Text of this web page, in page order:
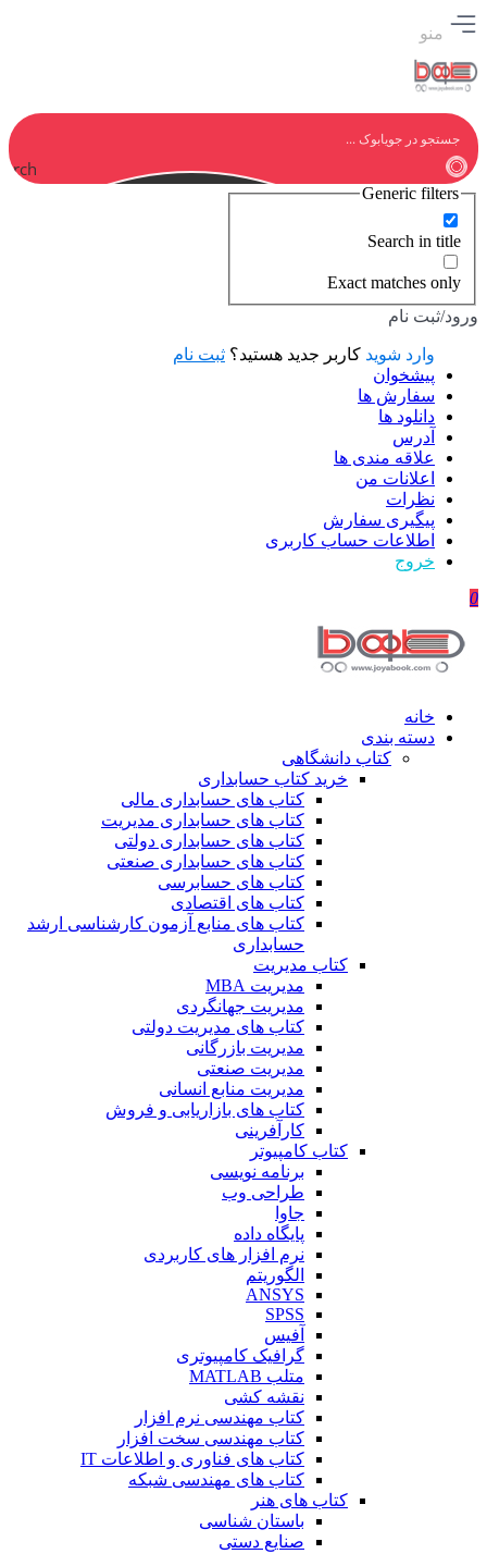
منو
Generic filters
Search in title
Exact matches only
ورود/ثبت نام
وارد شوید کاربر جدید هستید؟ ثبت نام
پیشخوان
سفارش ها
دانلود ها
آدرس
علاقه مندی ها
اعلانات من
نظرات
پیگیری سفارش
اطلاعات حساب كاربری
خروج
0
خانه
دسته بندی
کتاب دانشگاهی
خرید کتاب حسابداری
کتاب های حسابداری مالی
کتاب های حسابداری مدیریت
کتاب های حسابداری دولتی
کتاب های حسابداری صنعتی
کتاب های حسابرسی
کتاب های اقتصادی
کتاب های منابع آزمون کارشناسی ارشد
حسابداری
کتاب مدیریت
مدیریت MBA
مدیریت جهانگردی
کتاب های مدیریت دولتی
مدیریت بازرگانی
مدیریت صنعتی
مدیریت منابع انسانی
کتاب های بازاریابی و فروش
کارآفرینی
کتاب کامپیوتر
برنامه نویسی
طراحی وب
جاوا
پایگاه داده
نرم افزار های کاربردی
الگوریتم
ANSYS
SPSS
آفیس
گرافیک کامپیوتری
متلب MATLAB
نقشه کشی
کتاب مهندسی نرم افزار
کتاب مهندسی سخت افزار
کتاب های فناوری و اطلاعات IT
کتاب های مهندسی شبکه
کتاب های هنر
باستان شناسی
صنایع دستی